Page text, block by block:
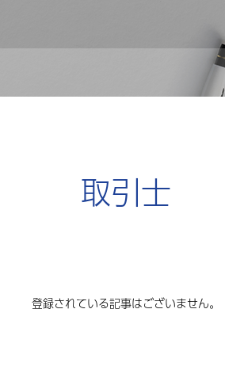
取引士
登録されている記事はございません。